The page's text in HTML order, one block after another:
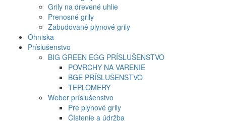
Grily na drevené uhlie
Prenosné grily
Zabudované plynové grily
Ohniska
Príslušenstvo
BIG GREEN EGG PRÍSLUŠENSTVO
POVRCHY NA VARENIE
BGE PRÍSLUŠENSTVO
TEPLOMERY
Weber príslušenstvo
Pre plynové grily
ČIstenie a údržba